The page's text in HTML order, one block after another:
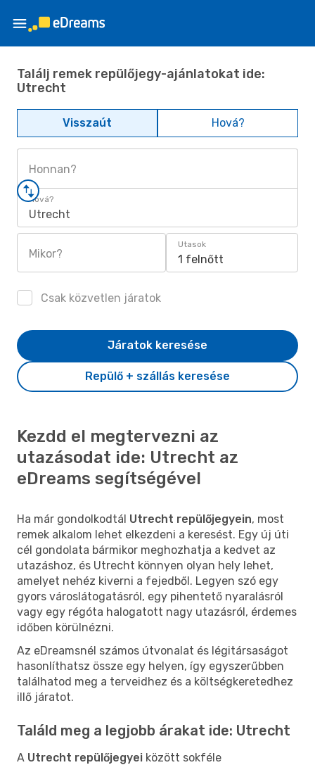
Találj remek repülőjegy-ajánlatokat ide:
Utrecht
Visszaút Hová?
Honnan?
Hová?
Utrecht
Mikor?
Utasok
1 felnőtt
Csak közvetlen járatok
Repülő + szállás keresése
Járatok keresése
Kezdd el megtervezni az
utazásodat ide: Utrecht az
eDreams segítségével
Ha már gondolkodtál Utrecht repülőjegyein, most
remek alkalom lehet elkezdeni a keresést. Egy új úti
cél gondolata bármikor meghozhatja a kedvet az
utazáshoz, és Utrecht könnyen olyan hely lehet,
amelyet nehéz kiverni a fejedből. Legyen szó egy
gyors városlátogatásról, egy pihentető nyaralásról
vagy egy régóta halogatott nagy utazásról, érdemes
időben körülnézni.
Az eDreamsnél számos útvonalat és légitársaságot
hasonlíthatsz össze egy helyen, így egyszerűbben
találhatod meg a terveidhez és a költségkeretedhez
illő járatot.
Találd meg a legjobb árakat ide: Utrecht
A Utrecht repülőjegyei között sokféle